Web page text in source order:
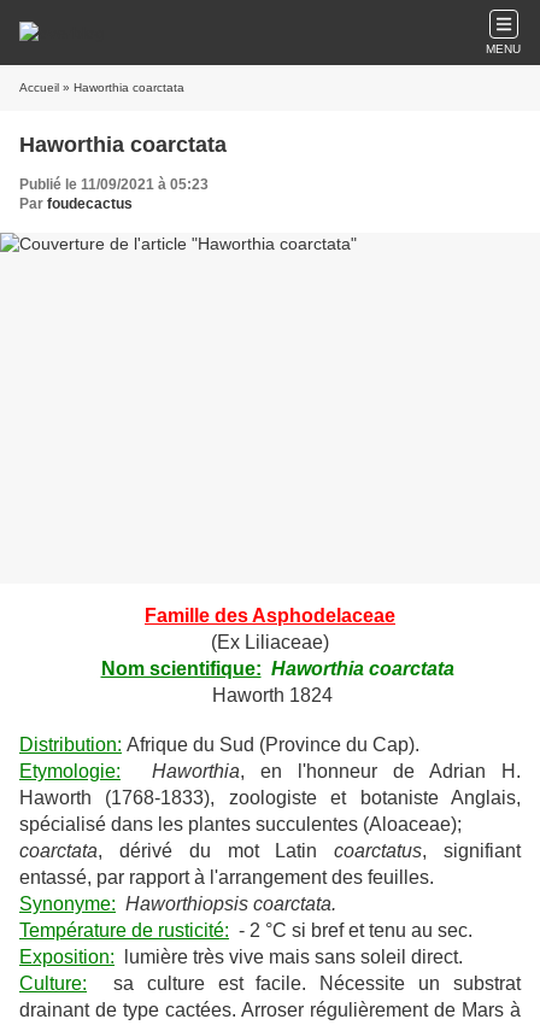
MENU
Accueil » Haworthia coarctata
Haworthia coarctata
Publié le 11/09/2021 à 05:23
Par foudecactus
Famille des Asphodelaceae
(Ex Liliaceae)
Nom scientifique: Haworthia coarctata
Haworth 1824
Distribution: Afrique du Sud (Province du Cap).
Etymologie:
Haworthia, en l'honneur de Adrian H.
Haworth (1768-1833), zoologiste et botaniste Anglais,
spécialisé dans les plantes succulentes (Aloaceae);
coarctata, dérivé du mot Latincoarctatus, signifiant
entassé, par rapport à l'arrangement des feuilles.
Synonyme: Haworthiopsis coarctata.
Température de rusticité: - 2 °C si bref et tenu au sec.
Exposition:
lumière très vive mais sans soleil direct.
Culture: sa culture est facile. Nécessite un substrat
drainant de type cactées. Arroser régulièrement de Mars à